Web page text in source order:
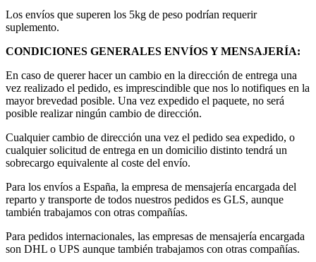
Los envíos que superen los 5kg de peso podrían requerir
suplemento.
CONDICIONES GENERALES ENVÍOS Y MENSAJERÍA:
En caso de querer hacer un cambio en la dirección de entrega una
vez realizado el pedido, es imprescindible que nos lo notifiques en la
mayor brevedad posible. Una vez expedido el paquete, no será
posible realizar ningún cambio de dirección.
Cualquier cambio de dirección una vez el pedido sea expedido, o
cualquier solicitud de entrega en un domicilio distinto tendrá un
sobrecargo equivalente al coste del envío.
Para los envíos a España, la empresa de mensajería encargada del
reparto y transporte de todos nuestros pedidos es GLS, aunque
también trabajamos con otras compañías.
Para pedidos internacionales, las empresas de mensajería encargada
son DHL o UPS aunque también trabajamos con otras compañías.